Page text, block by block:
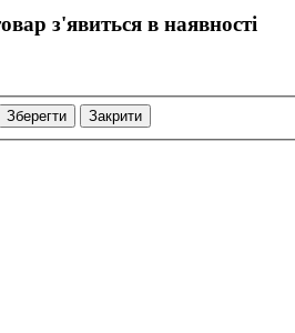
з'явиться в наявності
Закрити